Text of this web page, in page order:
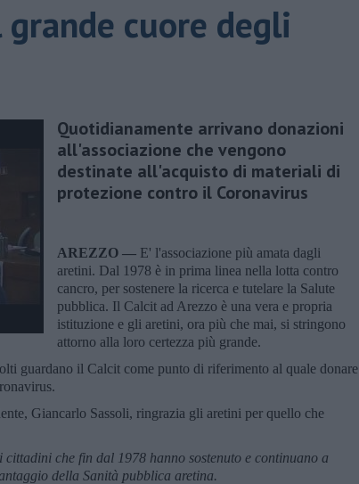
cuore degli
Quotidianamente arrivano donazioni
all'associazione che vengono
destinate all'acquisto di materiali di
protezione contro il Coronavirus
AREZZO — E' l'associazione più amata dagli
aretini. Dal 1978 è in prima linea nella lotta contro
cancro, per sostenere la ricerca e tutelare la Salute
pubblica. Il Calcit ad Arezzo è una vera e propria
istituzione e gli aretini, ora più che mai, si stringono
attorno alla loro certezza più grande.
guardano il Calcit come punto di riferimento al quale donare
Giancarlo Sassoli, ringrazia gli aretini per quello che
che fin dal 1978 hanno sostenuto e continuano a
della Sanità pubblica aretina.